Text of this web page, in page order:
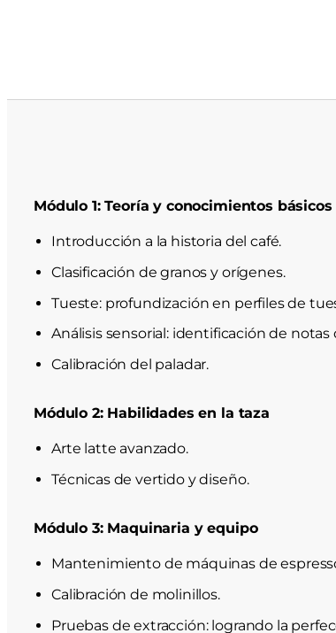
Módulo 1: Teoría y conocimientos básicos
Introducción a la historia del café.
Clasificación de granos y orígenes.
Tueste: profundización en perfiles de
Análisis sensorial: identificación de notas
Calibración del paladar.
Módulo 2: Habilidades en la taza
Arte latte avanzado.
Técnicas de vertido y diseño.
Módulo 3: Maquinaria y equipo
Mantenimiento de máquinas de
Calibración de molinillos.
Pruebas de extracción: logrando la